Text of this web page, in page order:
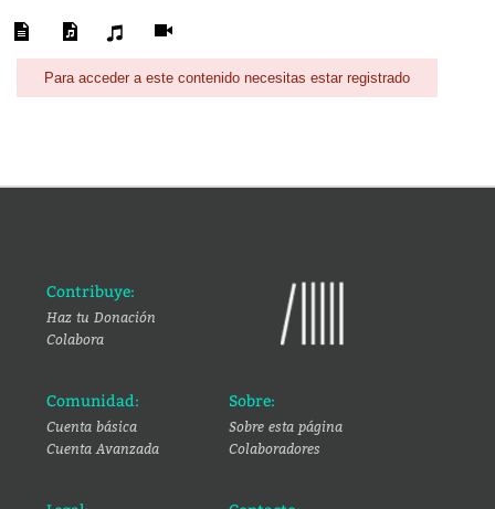
Para acceder a este contenido necesitas estar registrado
Contribuye:
Haz tu Donación
Colabora
Comunidad:
Cuenta básica
Cuenta Avanzada
Sobre:
Sobre esta página
Colaboradores